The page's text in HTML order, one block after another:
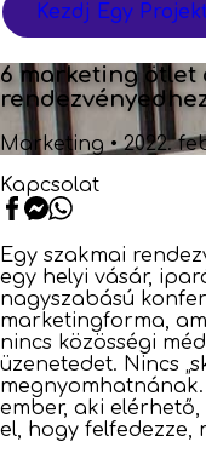
Kezdj Egy
6 marketing ötlet
Marketing •2022.
Kapcsolat
Egy szakmai
egy helyi vásár,
nagyszabású
marketingforma,
nincs közösségi
üzenetedet. Nincs
ember, aki
el, hogy felfedezze,